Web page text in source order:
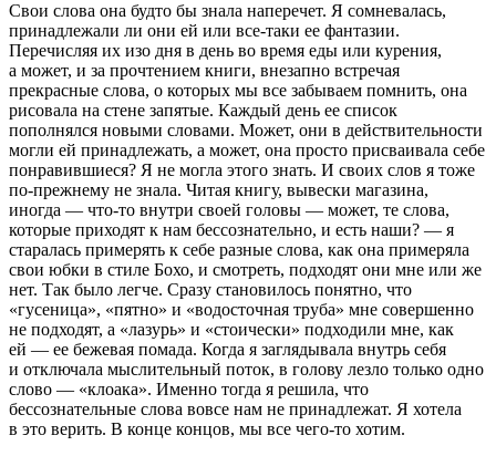
Свои слова она будто бы знала наперечет. Я сомневалась,
принадлежали ли они ей или все-таки ее фантазии.
Перечисляя их изо дня в день во время еды или курения,
а может, и за прочтением книги, внезапно встречая
прекрасные слова, о которых мы все забываем помнить, она
рисовала на стене запятые. Каждый день ее список
пополнялся новыми словами. Может, они в действительности
могли ей принадлежать, а может, она просто присваивала себе
понравившиеся? Я не могла этого знать. И своих слов я тоже
по-прежнему не знала. Читая книгу, вывески магазина,
иногда — что-то внутри своей головы — может, те слова,
которые приходят к нам бессознательно, и есть наши? — я
старалась примерять к себе разные слова, как она примеряла
свои юбки в стиле Бохо, и смотреть, подходят они мне или же
нет. Так было легче. Сразу становилось понятно, что
«гусеница», «пятно» и «водосточная труба» мне совершенно
не подходят, а «лазурь» и «стоически» подходили мне, как
ей — ее бежевая помада. Когда я заглядывала внутрь себя
и отключала мыслительный поток, в голову лезло только одно
слово — «клоака». Именно тогда я решила, что
бессознательные слова вовсе нам не принадлежат. Я хотела
в это верить. В конце концов, мы все чего-то хотим.